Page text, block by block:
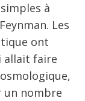
à
Les
ont
allait faire
un nombre